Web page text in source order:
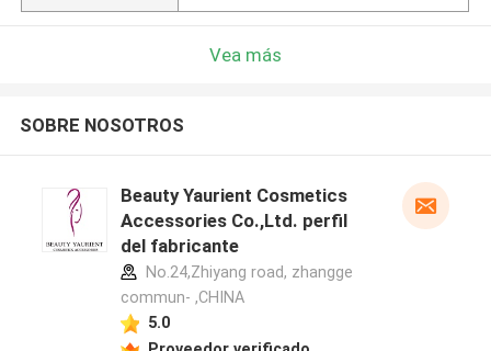
Vea más
SOBRE NOSOTROS
Beauty Yaurient Cosmetics
Accessories Co.,Ltd. perfil
del fabricante
No.24,Zhiyang road, zhangge
commun- ,CHINA
5.0